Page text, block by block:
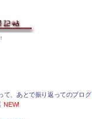
て、あとで振り返ってのブログ
NEW!